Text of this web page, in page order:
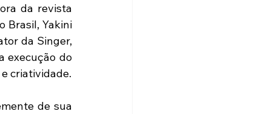
da revista
Brasil, Yakini
da Singer,
execução do
criatividade.
de sua